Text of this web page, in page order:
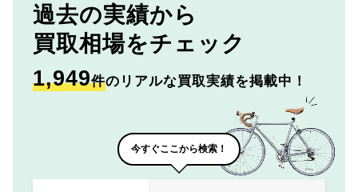
過去の実績から
買取相場をチェック
1,949件のリアルな買取実績を掲載中！
今すぐここから検索！